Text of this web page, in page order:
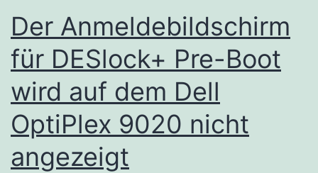
Der Anmeldebildschirm
für DESlock+ Pre-Boot
wird auf dem Dell
OptiPlex 9020 nicht
angezeigt